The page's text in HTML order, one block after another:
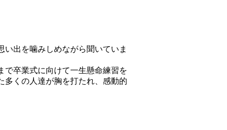
出を噛みしめながら聞いていま
卒業式に向けて一生懸命練習を
多くの人達が胸を打たれ、感動的